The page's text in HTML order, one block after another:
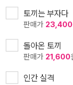
토끼는 부자다
판매가 23,400
돌아온 토끼
판매가 21,600
인간 실격